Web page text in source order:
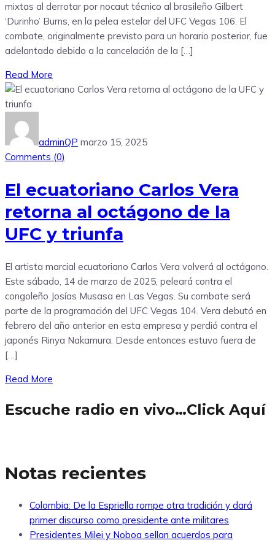
mixtas al derrotar por nocaut técnico al brasileño Gilbert
‘Durinho’ Burns, en la pelea estelar del UFC Vegas 106. El
combate, originalmente previsto para un horario posterior, fue
adelantado debido a la cancelación de la […]
Read More
adminQP marzo 15, 2025
Comments (0)
El ecuatoriano Carlos Vera
retorna al octágono de la
UFC y triunfa
El artista marcial ecuatoriano Carlos Vera volverá al octágono.
Este sábado, 14 de marzo de 2025, peleará contra el
congoleño Josías Musasa en Las Vegas. Su combate será
parte de la programación del UFC Vegas 104. Vera debutó en
febrero del año anterior en esta empresa y perdió contra el
japonés Rinya Nakamura. Desde entonces estuvo fuera de
[…]
Read More
Escuche radio en vivo…Click Aquí
Notas recientes
Colombia: De la Espriella rompe otra tradición y dará
primer discurso como presidente ante militares
Presidentes Milei y Noboa sellan acuerdos para